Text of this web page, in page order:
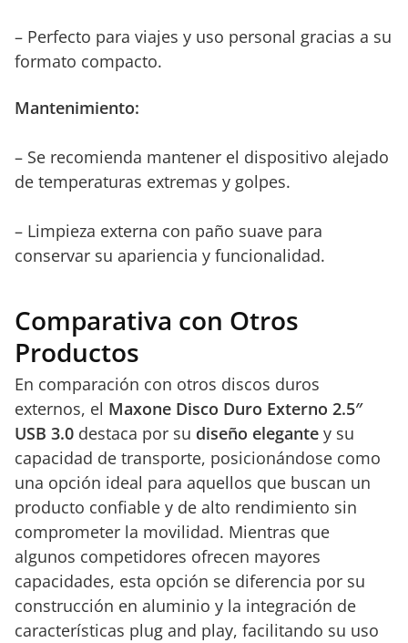
– Perfecto para viajes y uso personal gracias a su
formato compacto.
Mantenimiento:
– Se recomienda mantener el dispositivo alejado
de temperaturas extremas y golpes.
– Limpieza externa con paño suave para
conservar su apariencia y funcionalidad.
Comparativa con Otros
Productos
En comparación con otros discos duros
externos, el Maxone Disco Duro Externo 2.5″
USB 3.0 destaca por su diseño elegante y su
capacidad de transporte, posicionándose como
una opción ideal para aquellos que buscan un
producto confiable y de alto rendimiento sin
comprometer la movilidad. Mientras que
algunos competidores ofrecen mayores
capacidades, esta opción se diferencia por su
construcción en aluminio y la integración de
características plug and play, facilitando su uso